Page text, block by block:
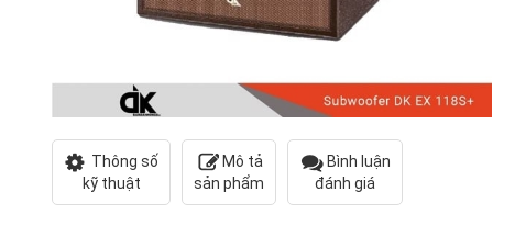
Thông số
kỹ thuật
Mô tả
sản phẩm
Bình luận
đánh giá